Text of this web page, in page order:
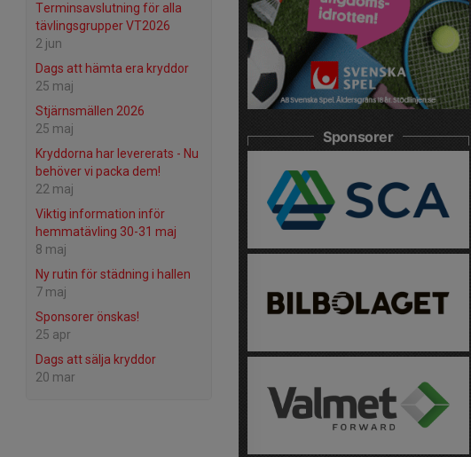
Terminsavslutning för alla
tävlingsgrupper VT2026
2 jun
Dags att hämta era kryddor
25 maj
Stjärnsmällen 2026
25 maj
Kryddorna har levererats - Nu
behöver vi packa dem!
22 maj
Viktig information inför
hemmatävling 30-31 maj
8 maj
Ny rutin för städning i hallen
7 maj
Sponsorer önskas!
25 apr
Dags att sälja kryddor
20 mar
Sponsorer